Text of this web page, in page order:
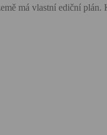
má vlastní ediční